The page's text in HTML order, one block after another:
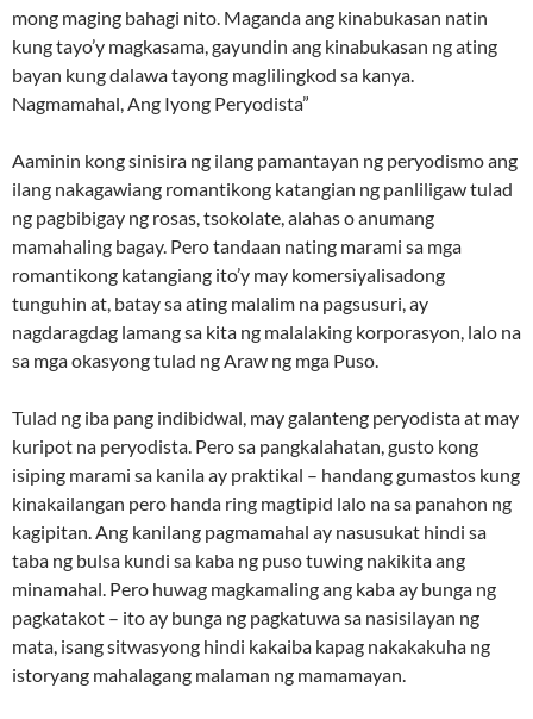
mong maging bahagi nito. Maganda ang kinabukasan natin
kung tayo’y magkasama, gayundin ang kinabukasan ng ating
bayan kung dalawa tayong maglilingkod sa kanya.
Nagmamahal, Ang Iyong Peryodista”
Aaminin kong sinisira ng ilang pamantayan ng peryodismo ang
ilang nakagawiang romantikong katangian ng panliligaw tulad
ng pagbibigay ng rosas, tsokolate, alahas o anumang
mamahaling bagay. Pero tandaan nating marami sa mga
romantikong katangiang ito’y may komersiyalisadong
tunguhin at, batay sa ating malalim na pagsusuri, ay
nagdaragdag lamang sa kita ng malalaking korporasyon, lalo na
sa mga okasyong tulad ng Araw ng mga Puso.
Tulad ng iba pang indibidwal, may galanteng peryodista at may
kuripot na peryodista. Pero sa pangkalahatan, gusto kong
isiping marami sa kanila ay praktikal – handang gumastos kung
kinakailangan pero handa ring magtipid lalo na sa panahon ng
kagipitan. Ang kanilang pagmamahal ay nasusukat hindi sa
taba ng bulsa kundi sa kaba ng puso tuwing nakikita ang
minamahal. Pero huwag magkamaling ang kaba ay bunga ng
pagkatakot – ito ay bunga ng pagkatuwa sa nasisilayan ng
mata, isang sitwasyong hindi kakaiba kapag nakakakuha ng
istoryang mahalagang malaman ng mamamayan.